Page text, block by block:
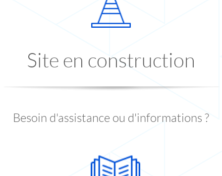
Site en construction
Besoin d'assistance ou d'informations ?